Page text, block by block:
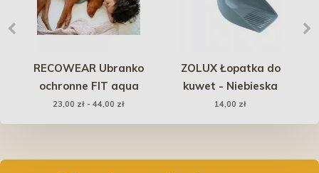
RECOWEAR Ubranko
ochronne FIT aqua
23,00 zł - 44,00 zł
ZOLUX Łopatka do
kuwet - Niebieska
14,00 zł